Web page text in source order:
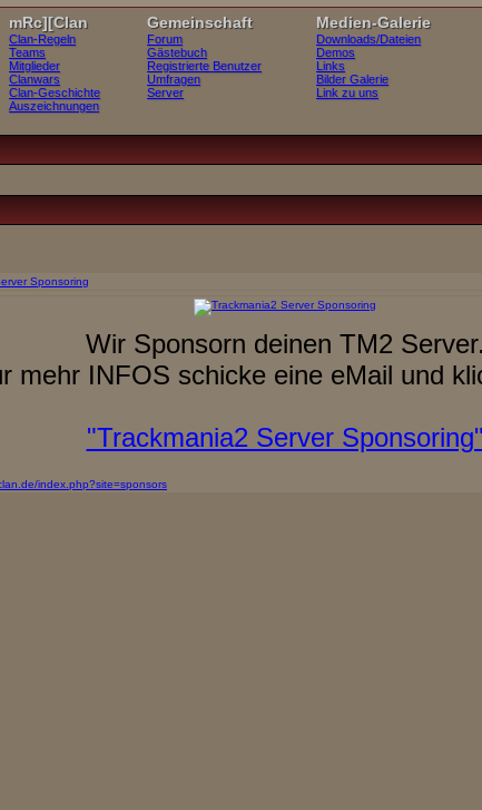
mRc][Clan Gemeinschaft Medien-Galerie
Clan-Regeln
Teams
Mitglieder
Clanwars
Clan-Geschichte
Auszeichnungen
Forum
Gästebuch
Registrierte Benutzer
Umfragen
Server
Downloads/Dateien
Demos
Links
Bilder Galerie
Link zu uns
Sponsoring
Wir Sponsorn deinen TM2 Server.
mehr INFOS schicke eine eMail und
"Trackmania2 Server Sponsoring"
index.php?site=sponsors